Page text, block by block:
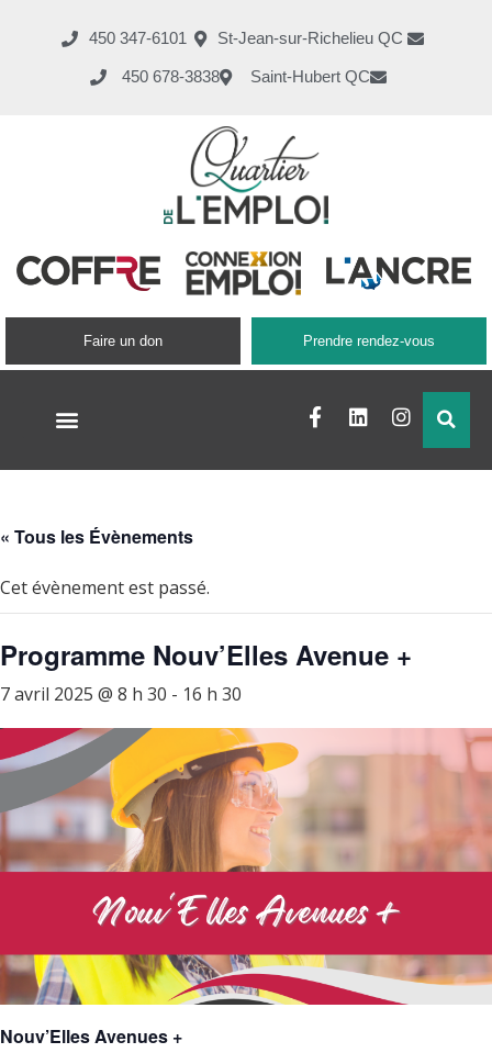
450 347-6101 St-Jean-sur-Richelieu QC
450 678-3838 Saint-Hubert QC
Faire un don Prendre rendez-vous
« Tous les Évènements
Cet évènement est passé.
Programme Nouv’Elles Avenue +
7 avril 2025 @ 8 h 30 - 16 h 30
Nouv’Elles Avenues +